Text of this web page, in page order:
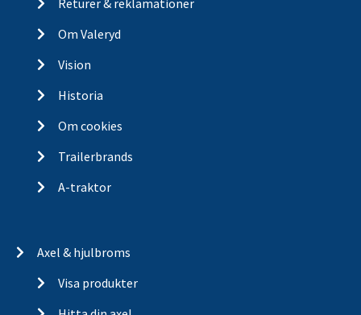
Om Valeryd
Vision
Historia
Om cookies
Trailerbrands
A-traktor
Axel & hjulbroms
Visa produkter